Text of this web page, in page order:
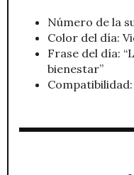
Número de la
Color del día:
Frase del día:
bienestar”